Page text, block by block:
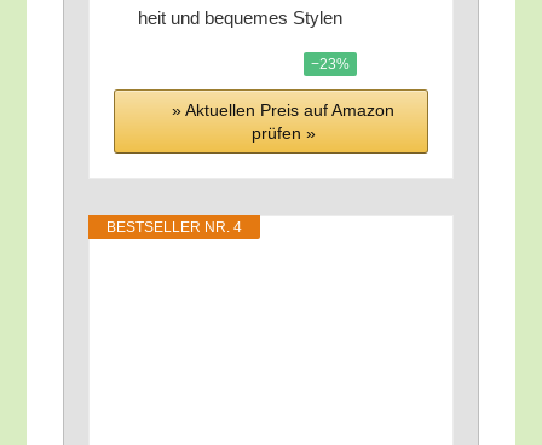
heit und beque­mes Stylen
−23%
» Aktu­el­len Preis auf Ama­zon
prü­fen »
BEST­SEL­LER NR. 4